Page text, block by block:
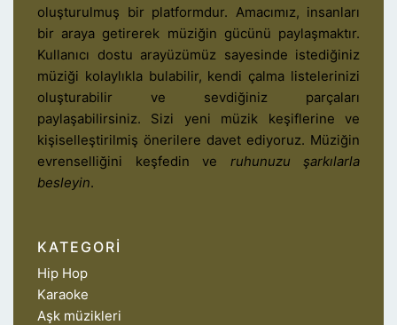
oluşturulmuş bir platformdur. Amacımız, insanları
bir araya getirerek müziğin gücünü paylaşmaktır.
Kullanıcı dostu arayüzümüz sayesinde istediğiniz
müziği kolaylıkla bulabilir, kendi çalma listelerinizi
oluşturabilir ve sevdiğiniz parçaları
paylaşabilirsiniz. Sizi yeni müzik keşiflerine ve
kişiselleştirilmiş önerilere davet ediyoruz. Müziğin
evrenselliğini keşfedin ve ruhunuzu şarkılarla
besleyin.
KATEGORI
Hip Hop
Karaoke
Aşk müzikleri